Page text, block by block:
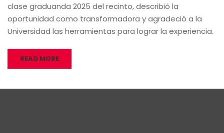
clase graduanda 2025 del recinto, describió la
oportunidad como transformadora y agradeció a la
Universidad las herramientas para lograr la experiencia.
READ MORE